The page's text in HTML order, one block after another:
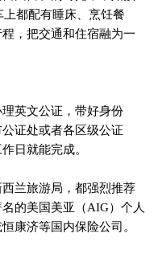
上都配有睡床、烹饪餐
，把交通和住宿融为一
英文公证，带好身份
证处或者各区级公证
日就能完成。
兰旅游局，都强烈推荐
的美国美亚（AIG）个人
康济等国内保险公司。